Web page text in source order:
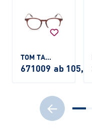
TOM TAILOR
671009 ab